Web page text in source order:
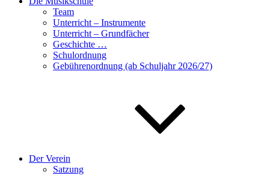
Team
Unterricht – Instrumente
Unterricht – Grundfächer
Geschichte …
Schulordnung
Gebührenordnung (ab Schuljahr 2026/27)
Der Verein
Satzung